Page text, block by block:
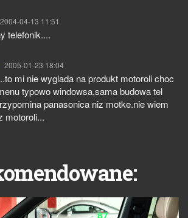
2004-04-13 11:51
telefonik....
pisze:
2005-01-23 18:04
mi nie wyglada na produkt motoroli choc
typowo windowsa,sama budowa tel
panasonica niz motke.nie wiem
motoroli...